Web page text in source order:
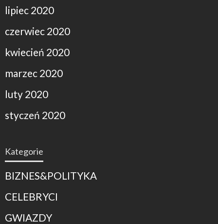
lipiec 2020
czerwiec 2020
kwiecień 2020
marzec 2020
luty 2020
styczeń 2020
Kategorie
BIZNES&POLITYKA
CELEBRYCI
GWIAZDY